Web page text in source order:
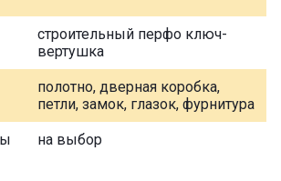
строительный перфо ключ-
вертушка
полотно, дверная коробка,
петли, замок, глазок, фурнитура
на выбор